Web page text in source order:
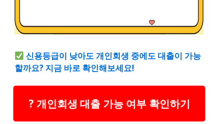
신용등급이 낮아도 개인회생 중에도 대출이 가능
할까요? 지금 바로 확인해보세요!
? 개인회생 대출 가능 여부 확인하기